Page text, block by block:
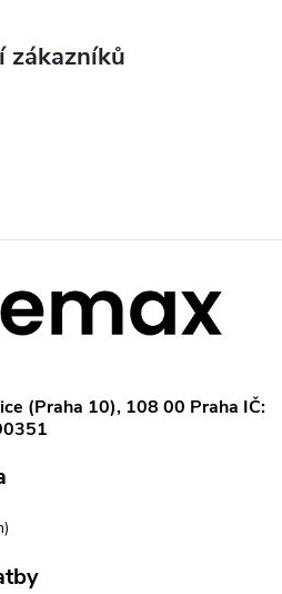
zákazníků
(Praha 10), 108 00 Praha IČ: